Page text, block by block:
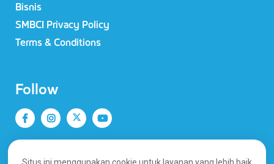
Bisnis
SMBCI Privacy Policy
Terms & Conditions
Follow